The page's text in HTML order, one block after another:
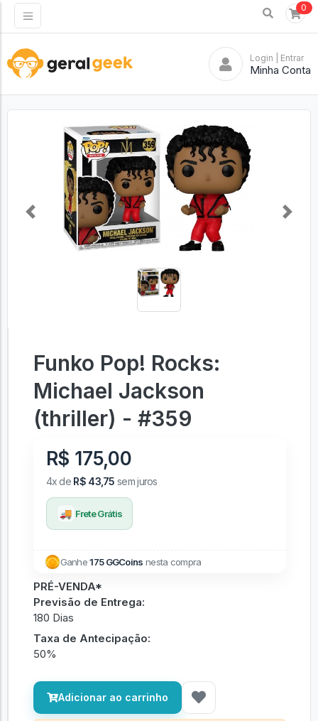
0
Login | Entrar
Minha Conta
Previous Next
Funko Pop! Rocks:
Michael Jackson
(thriller) - #359
R$ 175,00
4x de R$ 43,75 sem juros
🚚 Frete Grátis
Ganhe175 GGCoins nesta compra
PRÉ-VENDA*
Previsão de Entrega:
180 Dias
Taxa de Antecipação:
50%
Adicionar ao carrinho